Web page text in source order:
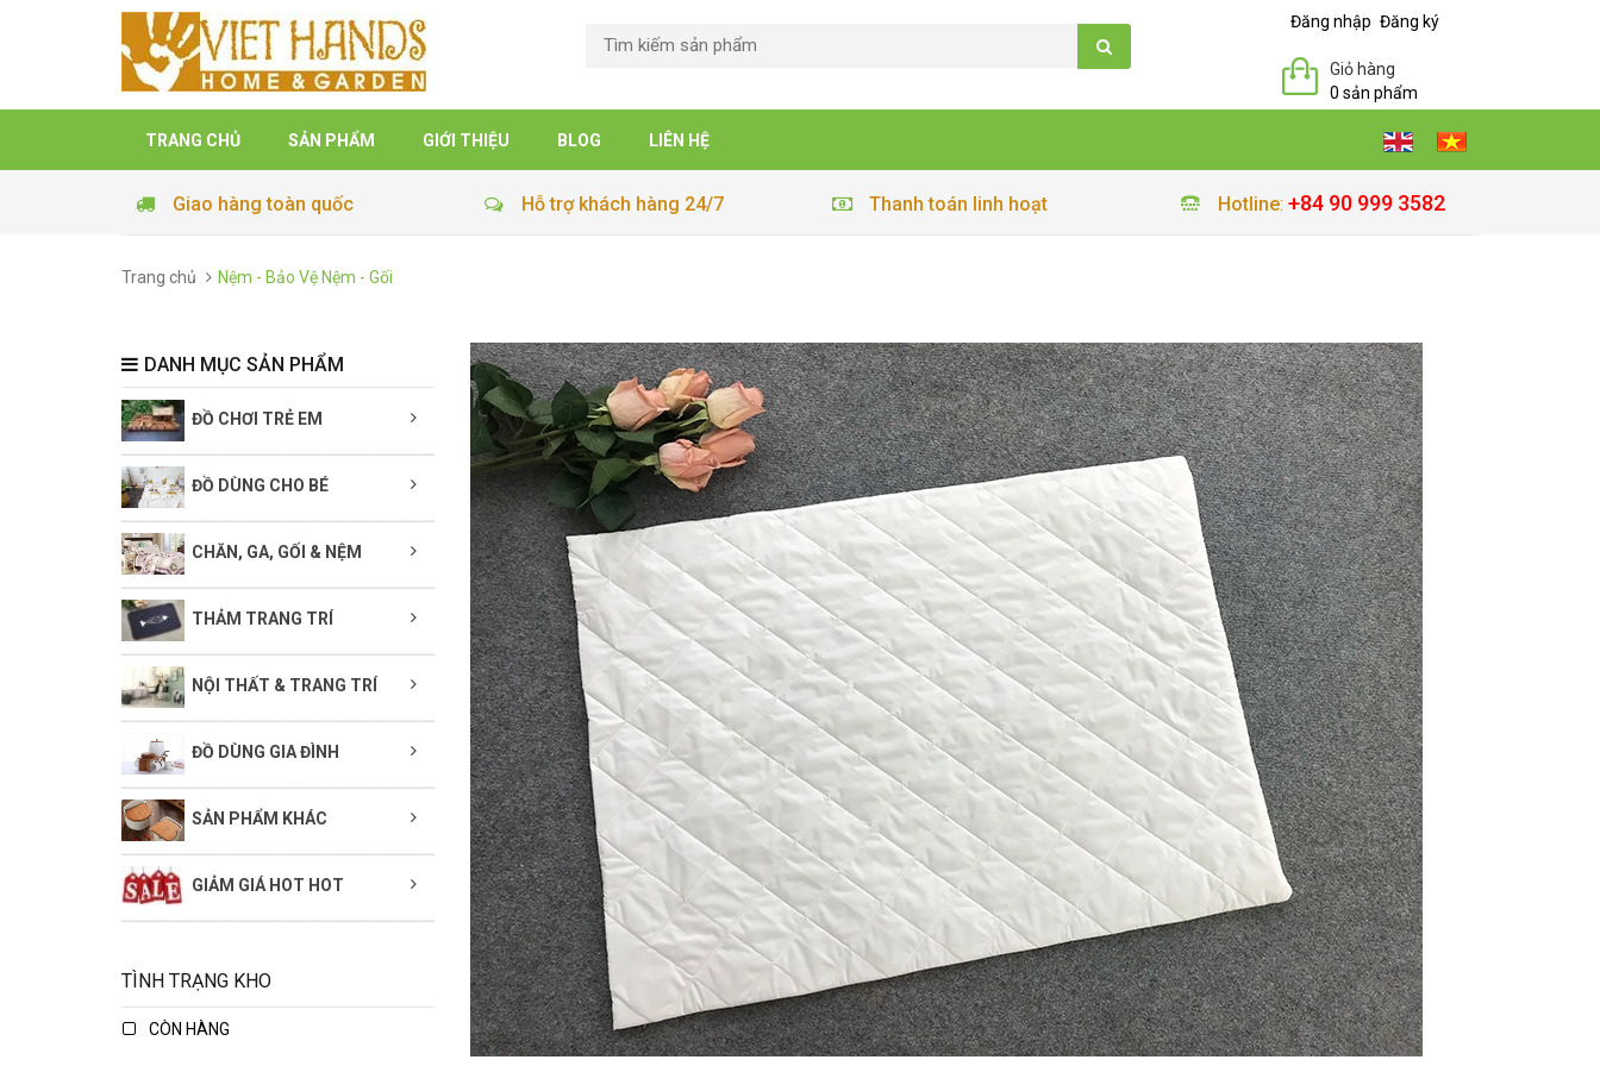
Đăng nhập Đăng ký
Giỏ hàng
0 sản phẩm
TRANG CHỦ SẢN PHẨM GIỚI THIỆU BLOG LIÊN HỆ
Giao hàng toàn quốc Hỗ trợ khách hàng 24/7 Thanh toán linh hoạt Hotline: +84 90 999 3582
Trang chủ Nệm - Bảo Vệ Nệm - Gối
DANH MỤC SẢN PHẨM
ĐỒ CHƠI TRẺ EM
ĐỒ DÙNG CHO BÉ
CHĂN, GA, GỐI & NỆM
THẢM TRANG TRÍ
NỘI THẤT & TRANG TRÍ
ĐỒ DÙNG GIA ĐÌNH
SẢN PHẨM KHÁC
GIẢM GIÁ HOT HOT
TÌNH TRẠNG KHO
CÒN HÀNG